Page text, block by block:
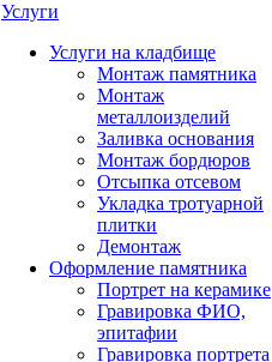
Услуги
Услуги на кладбище
Монтаж памятника
Монтаж
металлоизделий
Заливка основания
Монтаж бордюров
Отсыпка отсевом
Укладка тротуарной
плитки
Демонтаж
Оформление памятника
Портрет на керамике
Гравировка ФИО,
эпитафии
Гравировка портрета